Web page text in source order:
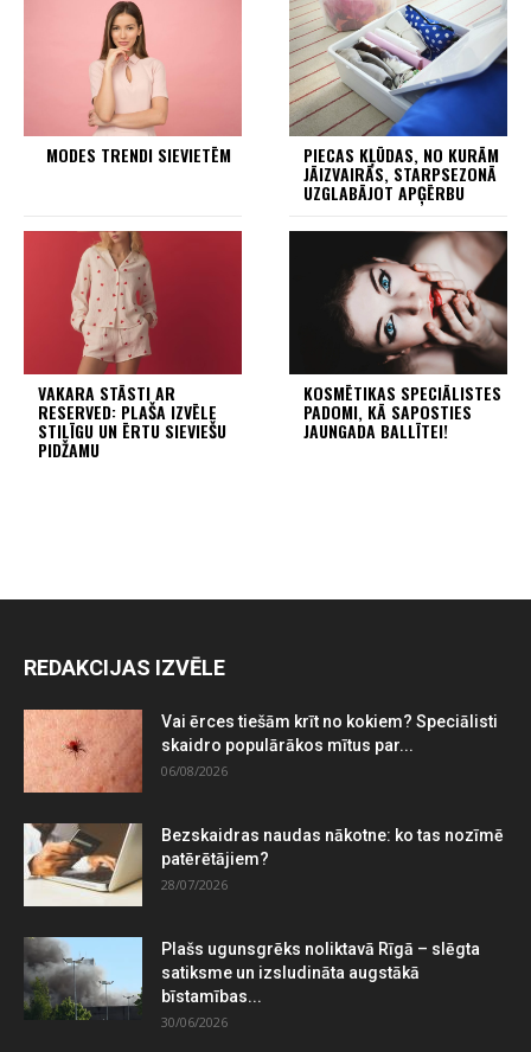
MODES TRENDI SIEVIETĒM PIECAS KĻŪDAS, NO KURĀM
JĀIZVAIRĀS, STARPSEZONĀ
UZGLABĀJOT APĢĒRBU
VAKARA STĀSTI AR
RESERVED: PLAŠA IZVĒLE
STILĪGU UN ĒRTU SIEVIEŠU
PIDŽAMU
KOSMĒTIKAS SPECIĀLISTES
PADOMI, KĀ SAPOSTIES
JAUNGADA BALLĪTEI!
REDAKCIJAS IZVĒLE
Vai ērces tiešām krīt no kokiem? Speciālisti
skaidro populārākos mītus par...
06/08/2026
Bezskaidras naudas nākotne: ko tas nozīmē
patērētājiem?
28/07/2026
Plašs ugunsgrēks noliktavā Rīgā – slēgta
satiksme un izsludināta augstākā
bīstamības...
30/06/2026